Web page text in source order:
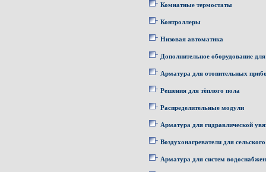
Комнатные термостаты
Контроллеры
Низовая автоматика
Дополнительное оборудование
Арматура для отопительных
Решения для тёплого пола
Распределительные модули
Арматура для гидравлической
Воздухонагреватели для
Арматура для систем